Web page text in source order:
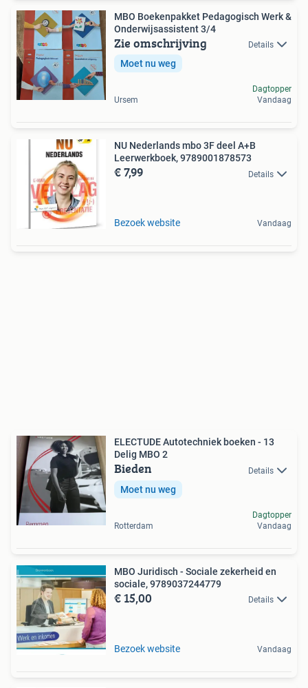
MBO Boekenpakket Pedagogisch Werk &
Onderwijsassistent 3/4
Zie omschrijving Details
Moet nu weg
Ursem
Dagtopper
Vandaag
NU Nederlands mbo 3F deel A+B
Leerwerkboek, 9789001878573
€ 7,99 Details
Bezoek website Vandaag
ELECTUDE Autotechniek boeken - 13
Delig MBO 2
Bieden Details
Moet nu weg
Rotterdam
Dagtopper
Vandaag
MBO Juridisch - Sociale zekerheid en
sociale, 9789037244779
€ 15,00 Details
Bezoek website Vandaag